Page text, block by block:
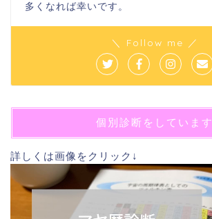
多くなれば幸いです。
＼ Follow me ／
個別診断をしています
詳しくは画像をクリック↓